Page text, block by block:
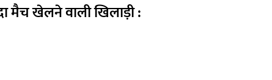
मैच खेलने वाली खिलाड़ी :